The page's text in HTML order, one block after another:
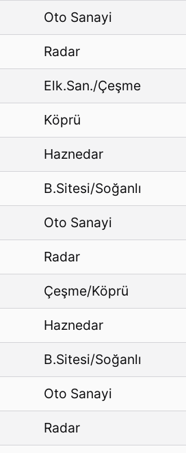
Oto Sanayi
Radar
Elk.San./Çeşme
Köprü
Haznedar
B.Sitesi/Soğanlı
Oto Sanayi
Radar
Çeşme/Köprü
Haznedar
B.Sitesi/Soğanlı
Oto Sanayi
Radar